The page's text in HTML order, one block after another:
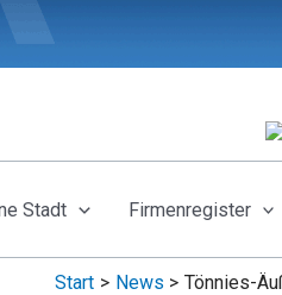
Stadt Firmenregister
Start News Tönnies-